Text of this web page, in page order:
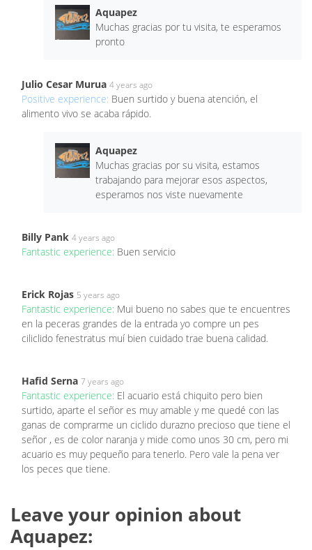
Aquapez
Muchas gracias por tu visita, te esperamos
pronto
Julio Cesar Murua 4 years ago
Positive experience: Buen surtido y buena atención, el
alimento vivo se acaba rápido.
Aquapez
Muchas gracias por su visita, estamos
trabajando para mejorar esos aspectos,
esperamos nos viste nuevamente
Billy Pank 4 years ago
Fantastic experience: Buen servicio
Erick Rojas 5 years ago
Fantastic experience: Mui bueno no sabes que te encuentres
en la peceras grandes de la entrada yo compre un pes
ciliclido fenestratus muí bien cuidado trae buena calidad.
Hafid Serna 7 years ago
Fantastic experience: El acuario está chiquito pero bien
surtido, aparte el señor es muy amable y me quedé con las
ganas de comprarme un ciclido durazno precioso que tiene el
señor , es de color naranja y mide como unos 30 cm, pero mi
acuario es muy pequeño para tenerlo. Pero vale la pena ver
los peces que tiene.
Leave your opinion about
Aquapez: